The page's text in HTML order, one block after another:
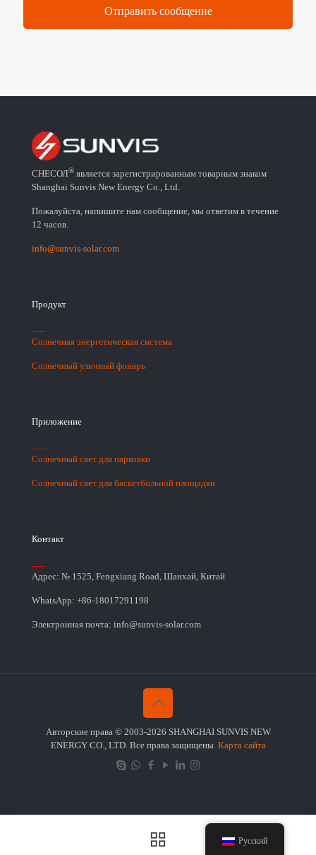
СНЕСОЛ® является зарегистрированным товарным знаком
Shanghai Sunvis New Energy Co., Ltd.
Пожалуйста, напишите нам сообщение, мы ответим в течение
12 часов.
info@sunvis-solar.com
Продукт
Солнечная энергетическая система
Солнечный уличный фонарь
Приложение
Солнечный свет для парковки
Солнечный свет для баскетбольной площадки
Контакт
Адрес: № 1525, Fengxiang Road, Шанхай, Китай
WhatsApp: +86-18017291198
Электронная почта: info@sunvis-solar.com
Авторские права © 2003-2026 SHANGHAI SUNVIS NEW
ENERGY CO., LTD. Все права защищены. Карта сайта
Русский